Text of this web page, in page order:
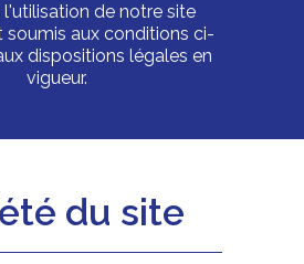
l'utilisation de notre site
soumis aux conditions ci-
dispositions légales en
vigueur.
du site